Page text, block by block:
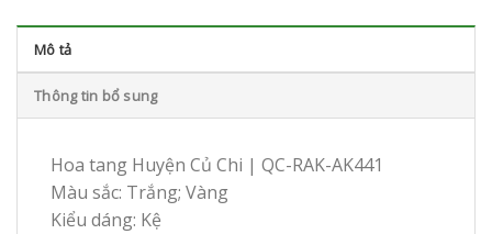
Mô tả
Thông tin bổ sung
Hoa tang Huyện Củ Chi | QC-RAK-AK441
Màu sắc: Trắng; Vàng
Kiểu dáng: Kệ